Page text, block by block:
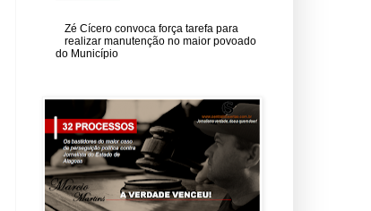
Zé Cícero convoca força tarefa para
realizar manutenção no maior povoado
do Município